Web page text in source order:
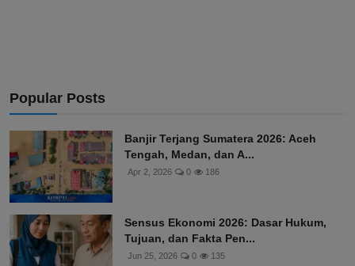
Popular Posts
Banjir Terjang Sumatera 2026: Aceh
Tengah, Medan, dan A...
Apr 2, 2026 0 186
Sensus Ekonomi 2026: Dasar Hukum,
Tujuan, dan Fakta Pen...
Jun 25, 2026 0 135